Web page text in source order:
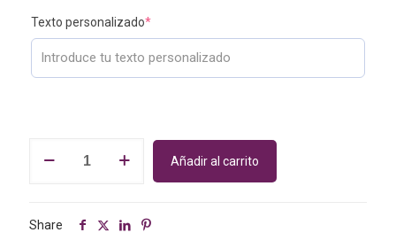
original
era:
€28.00.
es:
€25.00.
Texto personalizado*
Comunión
con
Añadir al carrito
Share